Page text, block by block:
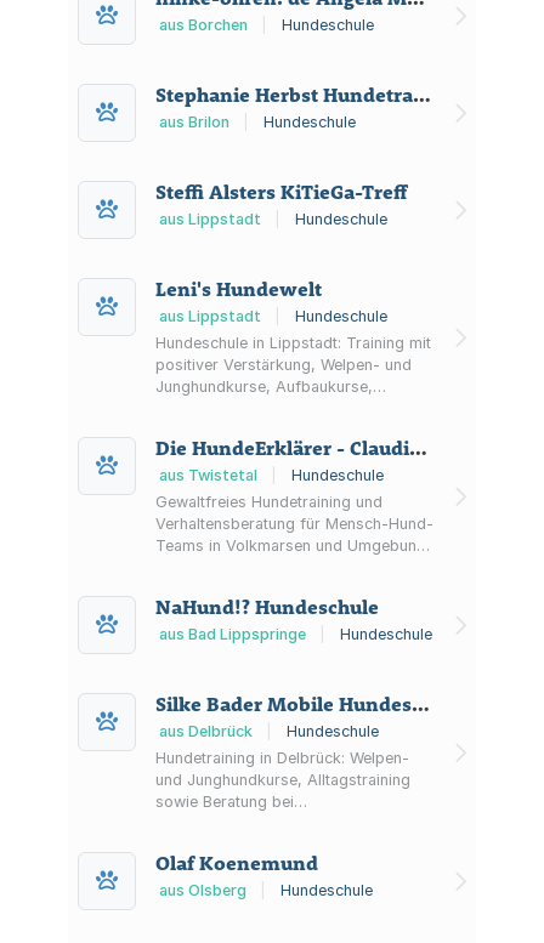
aus Borchen Hundeschule
Stephanie Herbst Hundetraining und Verhaltensberatung
aus Brilon Hundeschule
Steffi Alsters KiTieGa-Treff
aus Lippstadt Hundeschule
Leni's Hundewelt
aus Lippstadt
Hundeschule
Hundeschule in Lippstadt: Training mit
positiver Verstärkung, Welpen- und
Junghundkurse, Aufbaukurse,
Die HundeErklärer - Claudia Dahmer
aus Twistetal
Hundeschule
Gewaltfreies Hundetraining und
Verhaltensberatung für Mensch-Hund-
Teams in Volkmarsen und Umgebung
sowie Online-Training.
NaHund!? Hundeschule
aus Bad Lippspringe Hundeschule
Silke Bader Mobile Hundeschule
aus Delbrück
Hundeschule
Hundetraining in Delbrück: Welpen-
und Junghundkurse, Alltagstraining
sowie Beratung bei
Fellpflege.
Olaf Koenemund
aus Olsberg Hundeschule